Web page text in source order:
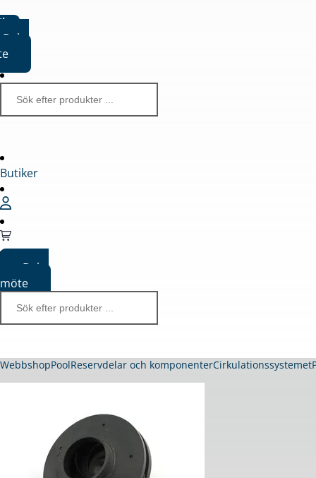
Boka
Butiker
Boka
möte
WebbshopPoolReservdelar och komponenterCirkulationssystemet